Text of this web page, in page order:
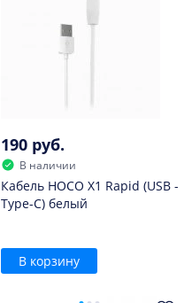
190 руб.
В наличии
Кабель HOCO X1 Rapid (USB -
Type-C) белый
В корзину